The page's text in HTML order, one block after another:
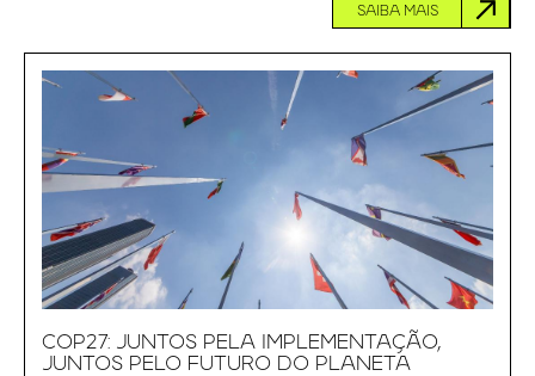
SAIBA MAIS
COP27: JUNTOS PELA IMPLEMENTAÇÃO,
JUNTOS PELO FUTURO DO PLANETA